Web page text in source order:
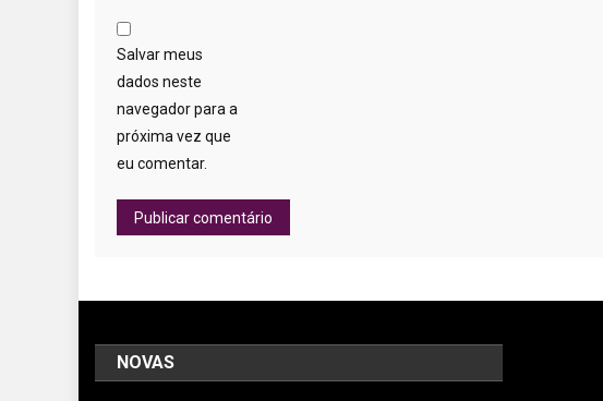
Salvar meus
dados neste
navegador para a
próxima vez que
eu comentar.
NOVAS